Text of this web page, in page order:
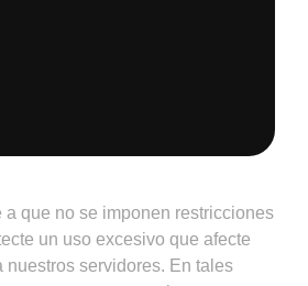
a que no se imponen restricciones
un uso excesivo que afecte
nuestros servidores. En tales